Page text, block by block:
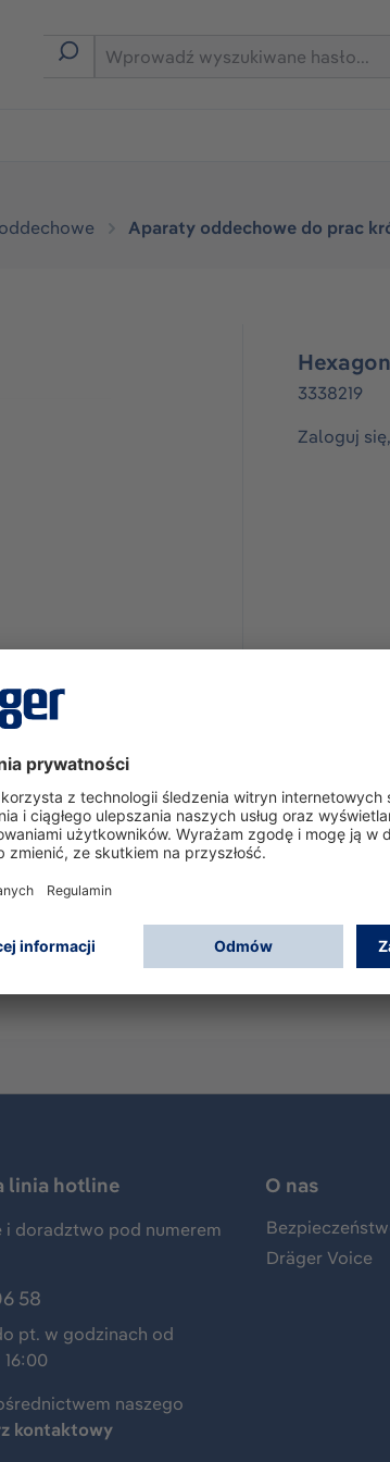
Aparaty oddechowe do prac
3338219
Zaloguj
linia hotline
i doradztwo pod numerem
58
pt. w godzinach od
naszego
kontaktowy
O nas
Dräger Voice